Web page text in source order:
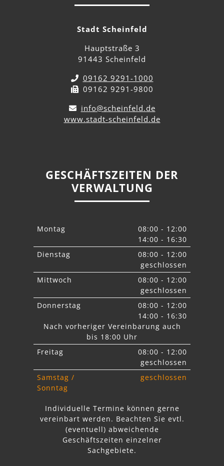
Stadt Scheinfeld
Hauptstraße 3
91443 Scheinfeld
09162 9291-1000
09162 9291-9800
info@scheinfeld.de
www.stadt-scheinfeld.de
GESCHÄFTSZEITEN DER
VERWALTUNG
Montag
08:00 - 12:00
14:00 - 16:30
Dienstag
08:00 - 12:00
geschlossen
Mittwoch
08:00 - 12:00
geschlossen
Donnerstag
08:00 - 12:00
14:00 - 16:30
Nach vorheriger Vereinbarung auch
bis 18:00 Uhr
Freitag
08:00 - 12:00
geschlossen
Samstag /
Sonntag
geschlossen
Individuelle Termine können gerne
vereinbart werden. Beachten Sie evtl.
abweichende
Geschäftszeiten einzelner
Sachgebiete.